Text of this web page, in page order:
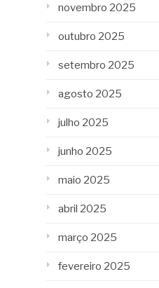
novembro 2025
outubro 2025
setembro 2025
agosto 2025
julho 2025
junho 2025
maio 2025
abril 2025
março 2025
fevereiro 2025